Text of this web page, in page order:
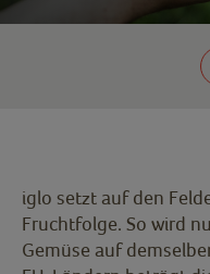
iglo setzt auf den
Fruchtfolge. So wird
Gemüse auf